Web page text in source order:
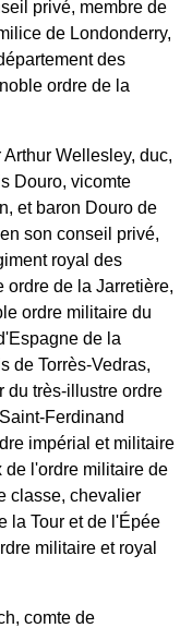
privé, membre de
de Londonderry,
des
ordre de la
Wellesley, duc,
Douro, vicomte
et baron Douro de
son conseil privé,
royal des
ordre de la Jarretière,
ordre militaire du
de la
de Torrès-Vedras,
du très-illustre ordre
Ferdinand
impérial et militaire
de l'ordre militaire de
classe, chevalier
la Tour et de l'Épée
militaire et royal
comte de